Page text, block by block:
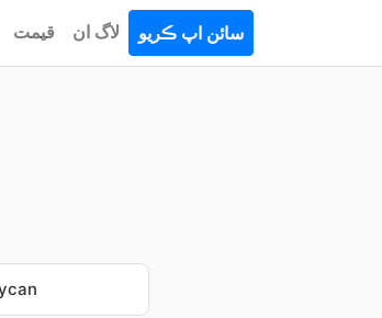
قيمت لاگ ان سائن اپ ڪريو